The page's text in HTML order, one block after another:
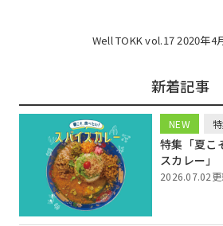
Well TOKK vol.17 2020年4
新着記事
NEW
特集「夏こ
スカレー」
2026.07.02